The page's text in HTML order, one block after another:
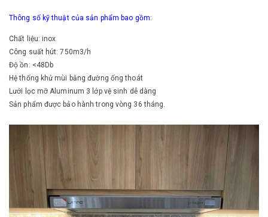
Thông số kỹ thuật của sản phẩm bao gồm:
Chất liệu: inox
Công suất hút: 750m3/h
Độ ồn: <48Db
Hệ thống khử mùi bằng đường ống thoát
Lưới lọc mỡ Aluminum 3 lớp vệ sinh dễ dàng
Sản phẩm được bảo hành trong vòng 36 tháng.